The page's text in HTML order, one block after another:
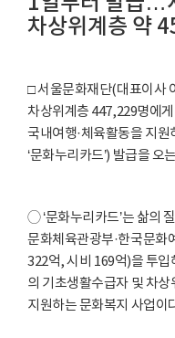
차상위계층 약
□ 서울문화재단(대표이사
차상위계층 447,229명에
국내여행·체육활동을 지
‘문화누리카드’) 발급을 오
◯ ‘문화누리카드’는 삶의
문화체육관광부·한국문화
322억, 시비 169억)을 투입
의 기초생활수급자 및 차
지원하는 문화복지 사업이